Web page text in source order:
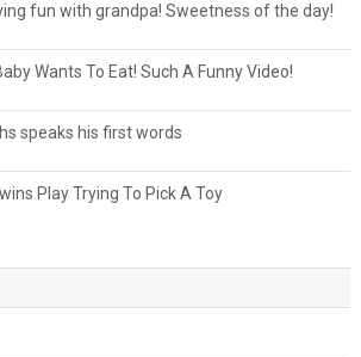
fun with grandpa! Sweetness of the day!
Wants To Eat! Such A Funny Video!
speaks his first words
Play Trying To Pick A Toy